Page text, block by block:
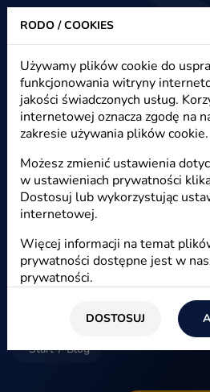
Heuristic - strony www, sklepy
Blog - e-marketing,
e-biznes
E-marketing
Start / Blog
RODO / COOKIES
Używamy plików cookie do
funkcjonowania witryny
jakości świadczonych usług.
internetowej oznacza zgodę na
zakresie używania plików cookie.
Możesz zmienić ustawienia
w ustawieniach prywatności
Dostosuj lub wykorzystując
internetowej.
Więcej informacji na temat
prywatności dostępne jest w
prywatności.
DOSTOSUJ